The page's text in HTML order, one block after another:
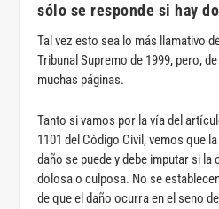
sólo se responde si hay
Tal vez esto sea lo más llamativo
Tribunal Supremo de 1999, pero,
muchas páginas.
Tanto si vamos por la vía del
1101 del Código Civil, vemos que
daño se puede y debe imputar si la
dolosa o culposa. No se
de que el daño ocurra en el seno